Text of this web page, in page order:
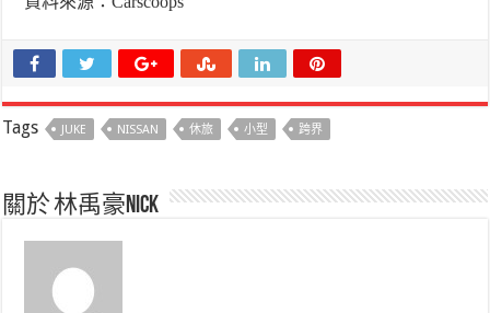
Tags JUKE NISSAN 休旅 小型 跨界
關於 林禹豪Nick